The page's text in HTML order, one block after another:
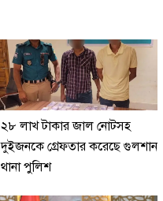
২৮ লাখ টাকার জাল নোটসহ
দুইজনকে গ্রেফতার করেছে গুলশান
থানা পুলিশ